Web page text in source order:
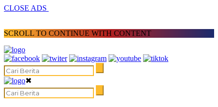
CLOSE ADS
SCROLL TO CONTINUE WITH CONTENT
✖